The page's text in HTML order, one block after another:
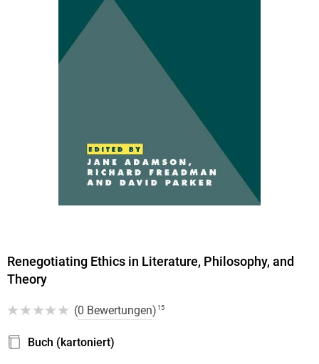
Renegotiating Ethics in Literature, Philosophy, and
Theory
(0 Bewertungen) 15
Buch (kartoniert)